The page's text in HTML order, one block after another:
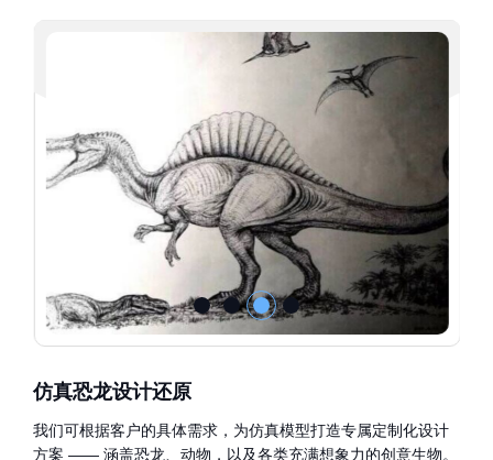
仿真恐龙设计还原
我们可根据客户的具体需求，为仿真模型打造专属定制化设计
方案 —— 涵盖恐龙、动物，以及各类充满想象力的创意生物。